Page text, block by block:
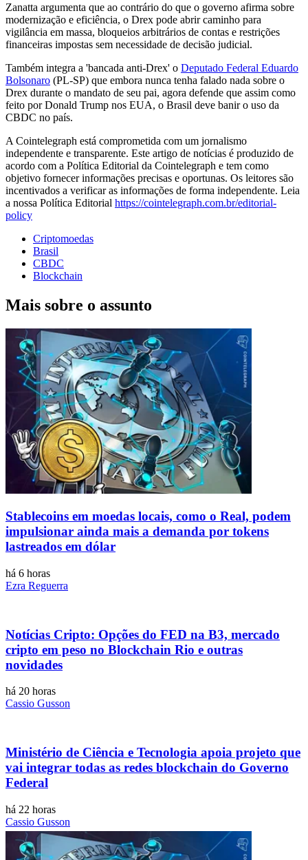
Zanatta argumenta que ao contrário do que o governo afirma sobre
modernização e eficiência, o Drex pode abrir caminho para
vigilância em massa, bloqueios arbitrários de contas e restrições
financeiras impostas sem necessidade de decisão judicial.
Também integra a 'bancada anti-Drex' o Deputado Federal Eduardo
Bolsonaro (PL-SP) que embora nunca tenha falado nada sobre o
Drex durante o mandato de seu pai, agora defende que assim como
feito por Donald Trump nos EUA, o Brasil deve banir o uso da
CBDC no país.
A Cointelegraph está comprometida com um jornalismo
independente e transparente. Este artigo de notícias é produzido de
acordo com a Política Editorial da Cointelegraph e tem como
objetivo fornecer informações precisas e oportunas. Os leitores são
incentivados a verificar as informações de forma independente. Leia
a nossa Política Editorial https://cointelegraph.com.br/editorial-
policy
Criptomoedas
Brasil
CBDC
Blockchain
Mais sobre o assunto
Stablecoins ​​em moedas locais, como o Real, podem
impulsionar ainda mais a demanda por tokens
lastreados em dólar
há 6 horas
Ezra Reguerra
Notícias Cripto: Opções do FED na B3, mercado
cripto em peso no Blockchain Rio e outras
novidades
há 20 horas
Cassio Gusson
Ministério de Ciência e Tecnologia apoia projeto que
vai integrar todas as redes blockchain do Governo
Federal
há 22 horas
Cassio Gusson